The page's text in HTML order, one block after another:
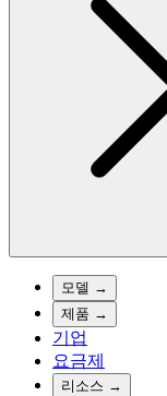
모델 →
제품 →
기업
요금제
리소스 →